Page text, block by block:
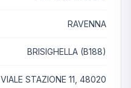
RAVENNA
BRISIGHELLA (B188)
VIALE STAZIONE 11, 48020